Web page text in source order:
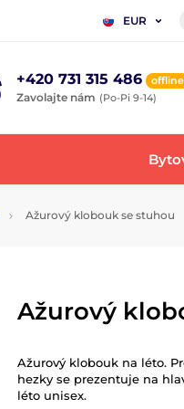
EUR
+420 731 315 486 offline
Zavolajte nám (Po-Pi 9-14)
Ažurový klobouk se stuhou
Ažurový
Ažurový klobouk na léto.
hezky se prezentuje na
léto unisex.